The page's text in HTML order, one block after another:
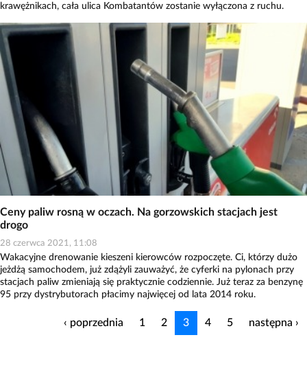
krawężnikach, cała ulica Kombatantów zostanie wyłączona z ruchu.
Ceny paliw rosną w oczach. Na gorzowskich stacjach jest
drogo
28 czerwca 2021, 11:08
Wakacyjne drenowanie kieszeni kierowców rozpoczęte. Ci, którzy dużo
jeżdżą samochodem, już zdążyli zauważyć, że cyferki na pylonach przy
stacjach paliw zmieniają się praktycznie codziennie. Już teraz za benzynę
95 przy dystrybutorach płacimy najwięcej od lata 2014 roku.
‹ poprzednia 1 2 3 4 5 następna ›